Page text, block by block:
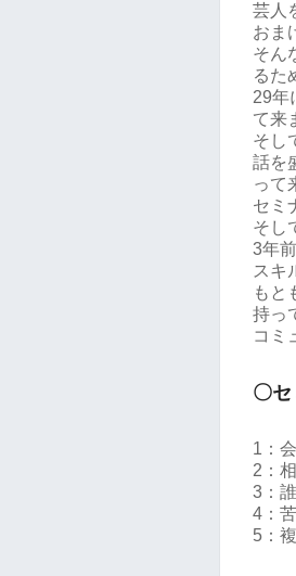
芸人
おま
そん
るた
29年
て来
そし
話を
って
セミ
そし
3年
スキ
もと
持っ
コミ
〇セ
1：
2：
3：
4：
5：